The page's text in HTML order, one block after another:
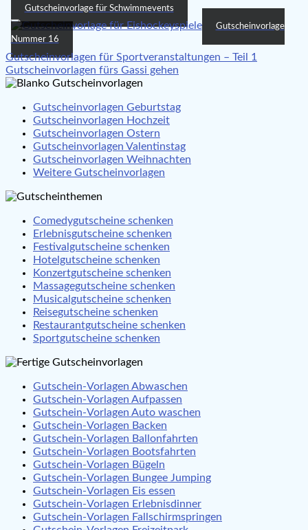
Gutscheinvorlage für Schwimmevents
Gutscheinvorlage
Nummer 16
Beitragsnavigation
Gutscheinvorlagen für Sportveranstaltungen – Teil 1
Gutscheinvorlagen fürs Gassi gehen
Gutscheinvorlagen Geburtstag
Gutscheinvorlagen Hochzeit
Gutscheinvorlagen Ostern
Gutscheinvorlagen Valentinstag
Gutscheinvorlagen Weihnachten
Weitere Gutscheinvorlagen
Comedygutscheine schenken
Erlebnisgutscheine schenken
Festivalgutscheine schenken
Hotelgutscheine schenken
Konzertgutscheine schenken
Massagegutscheine schenken
Musicalgutscheine schenken
Reisegutscheine schenken
Restaurantgutscheine schenken
Sportgutscheine schenken
Gutschein-Vorlagen Abwaschen
Gutschein-Vorlagen Aufpassen
Gutschein-Vorlagen Auto waschen
Gutschein-Vorlagen Backen
Gutschein-Vorlagen Ballonfahrten
Gutschein-Vorlagen Bootsfahrten
Gutschein-Vorlagen Bügeln
Gutschein-Vorlagen Bungee Jumping
Gutschein-Vorlagen Eis essen
Gutschein-Vorlagen Erlebnisdinner
Gutschein-Vorlagen Fallschirmspringen